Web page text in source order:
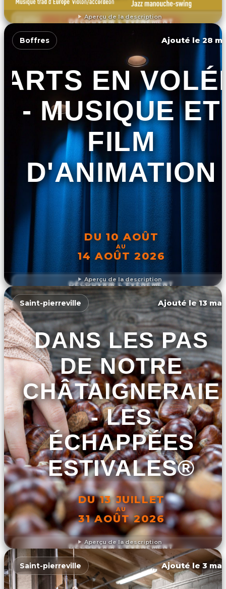
Aperçu de la description
DÉCOUVRIR L'ÉVÉNEMENT
Aperçu de la description
Boffres Ajouté le 28
ARTS EN
- MUSIQUE ET
FILM
D'ANIMATION
DU 10 AOÛT
AU
14 AOÛT 2026
DÉCOUVRIR L'ÉVÉNEMENT
Aperçu de la description
Saint-pierreville Ajouté le 13
DANS LES PAS
DE NOTRE
CHÂTAIGNERAIE
- LES
ÉCHAPPÉES
ESTIVALES®
DU 13 JUILLET
AU
31 AOÛT 2026
DÉCOUVRIR L'ÉVÉNEMENT
Saint-pierreville Ajouté le 3